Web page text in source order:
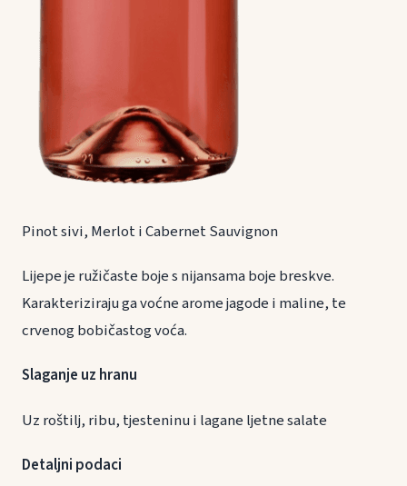
Pinot sivi, Merlot i Cabernet Sauvignon
Lijepe je ružičaste boje s nijansama boje breskve.
Karakteriziraju ga voćne arome jagode i maline, te
crvenog bobičastog voća.
Slaganje uz hranu
Uz roštilj, ribu, tjesteninu i lagane ljetne salate
Detaljni podaci